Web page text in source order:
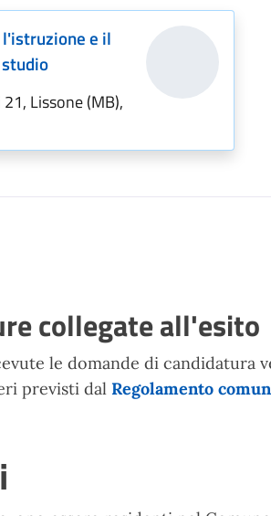
e il
Lissone (MB),
collegate all'esito
le domande di candidatura
previsti dal Regolamento